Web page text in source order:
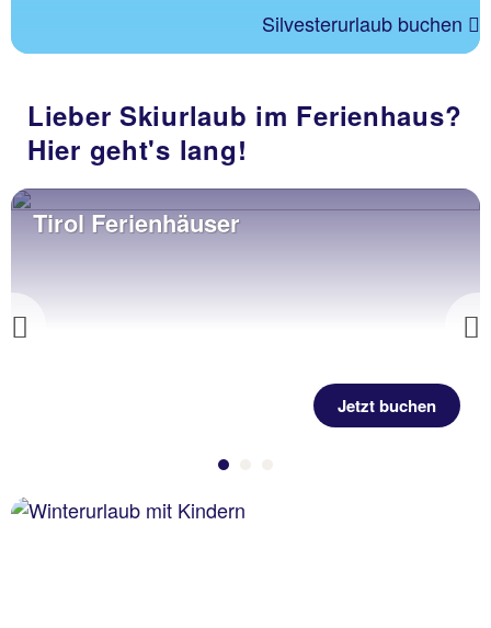
Silvesterurlaub buchen
Lieber Skiurlaub im Ferienhaus?
Hier geht's lang!
Previous
Tirol Ferienhäuser
Jetzt buchen